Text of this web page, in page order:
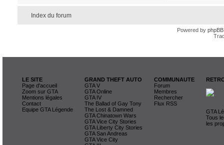
Index du forum
Powered by phpBB
LE SITE
Page d'accueil
Zoom sur GTA
Mentions légales
Contact
Equipe GTA Légende
GRAND THEFT AUTO
GTA V
GTA Online
GTA IV
The Ballad of Gay Tony
The Lost & Damned
GTA Chinatown Wars
GTA Vice City Stories
GTA Liberty City Stories
GTA San Andreas
GTA Vice City
COMMUNAUTE
Forum
Membres
Rechercher
Flux RSS
GTA
Tous
les